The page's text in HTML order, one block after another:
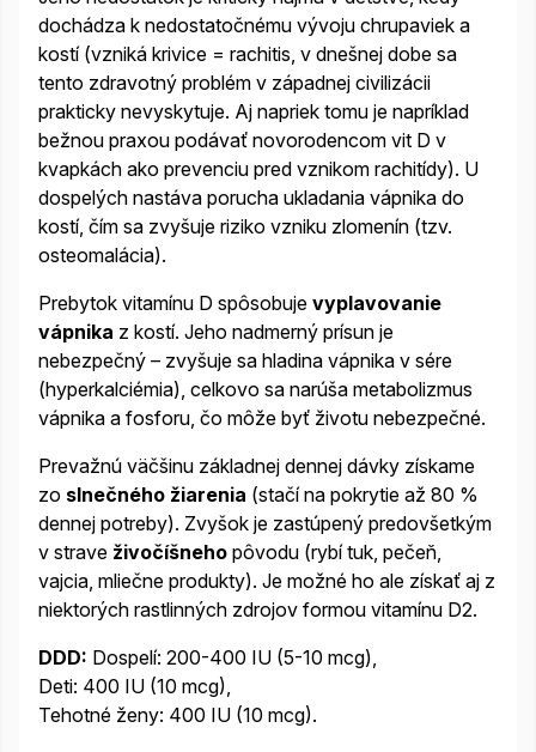
dochádza k nedostatočnému vývoju chrupaviek a
kostí (vzniká krivice = rachitis, v dnešnej dobe sa
tento zdravotný problém v západnej civilizácii
prakticky nevyskytuje. Aj napriek tomu je napríklad
bežnou praxou podávať novorodencom vit D v
kvapkách ako prevenciu pred vznikom rachitídy). U
dospelých nastáva porucha ukladania vápnika do
kostí, čím sa zvyšuje riziko vzniku zlomenín (tzv.
osteomalácia).
Prebytok vitamínu D spôsobuje vyplavovanie
vápnika z kostí. Jeho nadmerný prísun je
nebezpečný – zvyšuje sa hladina vápnika v sére
(hyperkalciémia), celkovo sa narúša metabolizmus
vápnika a fosforu, čo môže byť životu nebezpečné.
Prevažnú väčšinu základnej dennej dávky získame
zo slnečného žiarenia (stačí na pokrytie až 80 %
dennej potreby). Zvyšok je zastúpený predovšetkým
v strave živočíšneho pôvodu (rybí tuk, pečeň,
vajcia, mliečne produkty). Je možné ho ale získať aj z
niektorých rastlinných zdrojov formou vitamínu D2.
DDD: Dospelí: 200-400 IU (5-10 mcg),
Deti: 400 IU (10 mcg),
Tehotné ženy: 400 IU (10 mcg).